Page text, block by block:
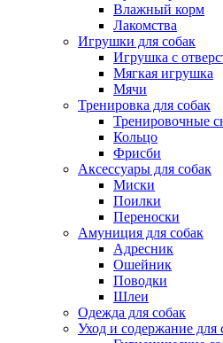
Влажный корм
Лакомства
Игрушки для собак
Игрушка с
Мягкая игрушка
Мячи
Тренировка для собак
Тренировочные
Кольцо
Фрисби
Аксессуары для собак
Миски
Поилки
Переноски
Амуниция для собак
Адресник
Ошейник
Поводки
Шлеи
Одежда для собак
Уход и содержание для